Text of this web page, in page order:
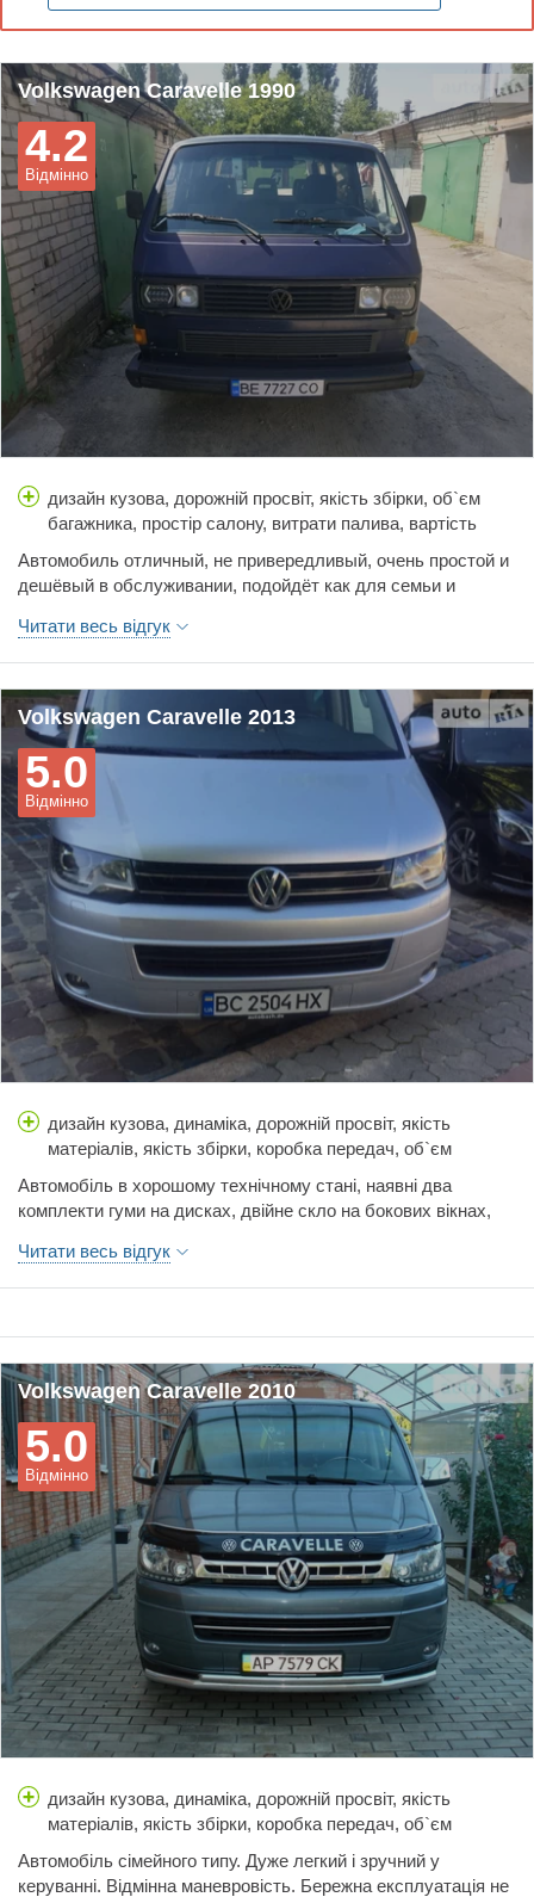
Volkswagen Caravelle 1990
Відмінно
4.2
дизайн кузова, дорожній просвіт, якість збірки, об`єм
багажника, простір салону, витрати палива, вартість
Автомобиль отличный, не привередливый, очень простой и
дешёвый в обслуживании, подойдёт как для семьи и
страшны потопы.
Читати весь відгук
Volkswagen Caravelle 2013
Відмінно
5.0
дизайн кузова, динаміка, дорожній просвіт, якість
матеріалів, якість збірки, коробка передач, об`єм
обслуговування, гальма, керованість, ціна, шумоізоляція
Автомобіль в хорошому технічному стані, наявні два
комплекти гуми на дисках, двійне скло на бокових вікнах,
габаритів, по місту розхід 10.8, по трасі 6.5, автомобіль
доглянутий
Читати весь відгук
Volkswagen Caravelle 2010
Відмінно
5.0
дизайн кузова, динаміка, дорожній просвіт, якість
матеріалів, якість збірки, коробка передач, об`єм
обслуговування, гальма, керованість, ціна, шумоізоляція
Автомобіль сімейного типу. Дуже легкий і зручний у
керуванні. Відмінна маневровість. Бережна експлуатація не